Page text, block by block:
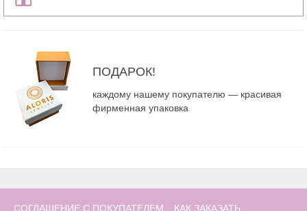
ПОДАРОК!
каждому нашему покупателю — красивая
фирменная упаковка
СОГЛАШЕНИЕ С ПОКУПАТЕЛЕМ КАК ЗАКАЗАТЬ